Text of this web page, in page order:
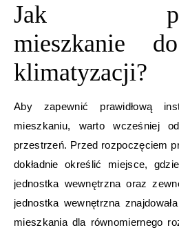
Jak
mieszkanie
klimatyzacji?
Aby zapewnić prawidłową
mieszkaniu, warto wcześniej
przestrzeń. Przed rozpoczęciem
dokładnie określić miejsce,
jednostka wewnętrzna oraz
jednostka wewnętrzna
mieszkania dla równomiernego